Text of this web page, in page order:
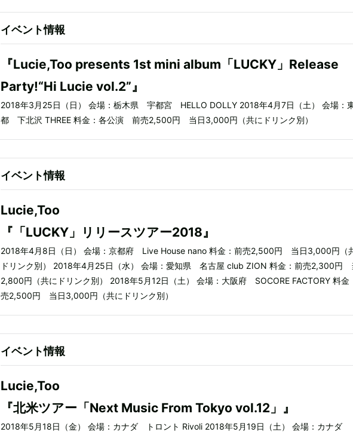
イベント情報
『Lucie,Too presents 1st mini album「LUCKY」Release
Party!“Hi Lucie vol.2”』
2018年3月25日（日） 会場：栃木県 宇都宮 HELLO DOLLY 2018年4月7日（土） 会場：
都 下北沢 THREE 料金：各公演 前売2,500円 当日3,000円（共にドリンク別）
イベント情報
Lucie,Too
『「LUCKY」リリースツアー2018』
2018年4月8日（日） 会場：京都府 Live House nano 料金：前売2,500円 当日3,000円（
ドリンク別） 2018年4月25日（水） 会場：愛知県 名古屋 club ZION 料金：前売2,300円
2,800円（共にドリンク別） 2018年5月12日（土） 会場：大阪府 SOCORE FACTORY 料金
売2,500円 当日3,000円（共にドリンク別）
イベント情報
Lucie,Too
『北米ツアー「Next Music From Tokyo vol.12」』
2018年5月18日（金） 会場：カナダ トロント Rivoli 2018年5月19日（土） 会場：カナダ